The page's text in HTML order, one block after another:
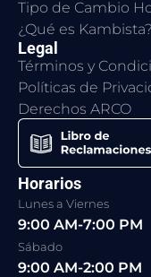
Tipo de Cambio
¿Qué es Kambista?
Legal
Términos y
Políticas de
Derechos ARCO
Horarios
Lunes a Viernes
9:00 AM-7:00 PM
Sábado
9:00 AM-2:00 PM